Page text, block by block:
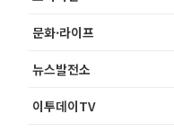
문화·라이프
뉴스발전소
이투데이TV